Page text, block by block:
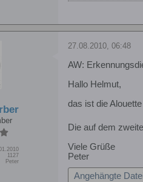
1127
Peter
27.08.2010, 06:48
AW:
Hallo Helmut,
das ist die
Die auf dem
Viele Grüße
Peter
Angehängte